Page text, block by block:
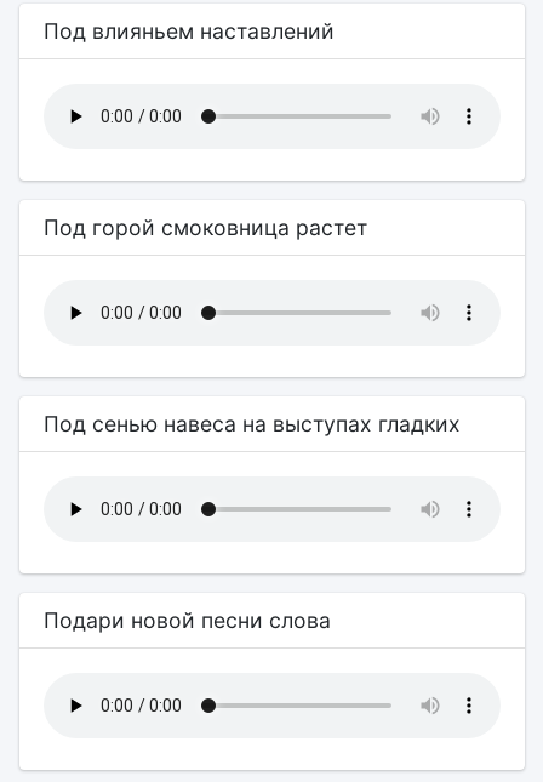
Под влияньем наставлений
Под горой смоковница растет
Под сенью навеса на выступах гладких
Подари новой песни слова